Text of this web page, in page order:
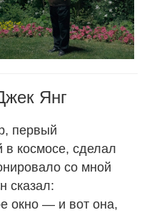
Янг
первый
космосе, сделал
со мной
сказал:
окно — и вот она,